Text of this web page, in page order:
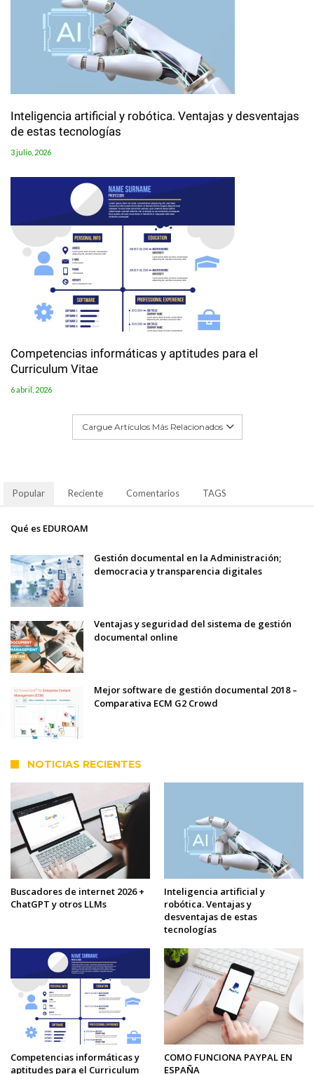
Inteligencia artificial y robótica. Ventajas y desventajas
de estas tecnologías
3 julio, 2026
Competencias informáticas y aptitudes para el
Curriculum Vitae
6 abril, 2026
Cargue Artículos Más Relacionados
Popular Reciente Comentarios TAGS
Qué es EDUROAM
Gestión documental en la Administración;
democracia y transparencia digitales
Ventajas y seguridad del sistema de gestión
documental online
Mejor software de gestión documental 2018 –
Comparativa ECM G2 Crowd
NOTICIAS RECIENTES
Buscadores de internet 2026 +
ChatGPT y otros LLMs
Inteligencia artificial y
robótica. Ventajas y
desventajas de estas
tecnologías
Competencias informáticas y
aptitudes para el Curriculum
COMO FUNCIONA PAYPAL EN
ESPAÑA